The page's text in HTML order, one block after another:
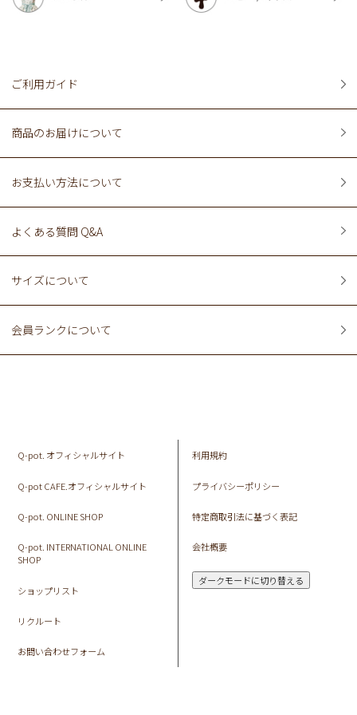
ご利用ガイド
商品のお届けについて
お支払い方法について
よくある質問 Q&A
サイズについて
会員ランクについて
Q-pot. オフィシャルサイト
Q-pot CAFE.オフィシャルサイト
Q-pot. ONLINE SHOP
Q-pot. INTERNATIONAL ONLINE
SHOP
ショップリスト
リクルート
お問い合わせフォーム
利用規約
プライバシーポリシー
特定商取引法に基づく表記
会社概要
ダークモードに切り替える